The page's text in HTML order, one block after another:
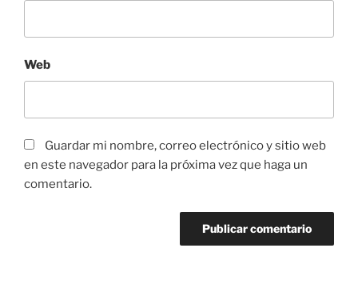
Web
Guardar mi nombre, correo electrónico y sitio web
en este navegador para la próxima vez que haga un
comentario.